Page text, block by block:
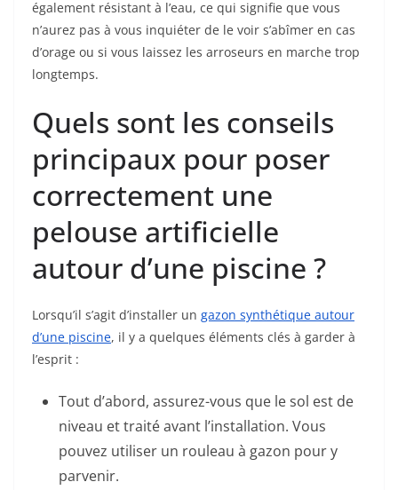
également résistant à l’eau, ce qui signifie que vous
n’aurez pas à vous inquiéter de le voir s’abîmer en cas
d’orage ou si vous laissez les arroseurs en marche trop
longtemps.
Quels sont les conseils
principaux pour poser
correctement une
pelouse artificielle
autour d’une piscine ?
Lorsqu’il s’agit d’installer un gazon synthétique autour
d’une piscine, il y a quelques éléments clés à garder à
l’esprit :
Tout d’abord, assurez-vous que le sol est de
niveau et traité avant l’installation. Vous
pouvez utiliser un rouleau à gazon pour y
parvenir.